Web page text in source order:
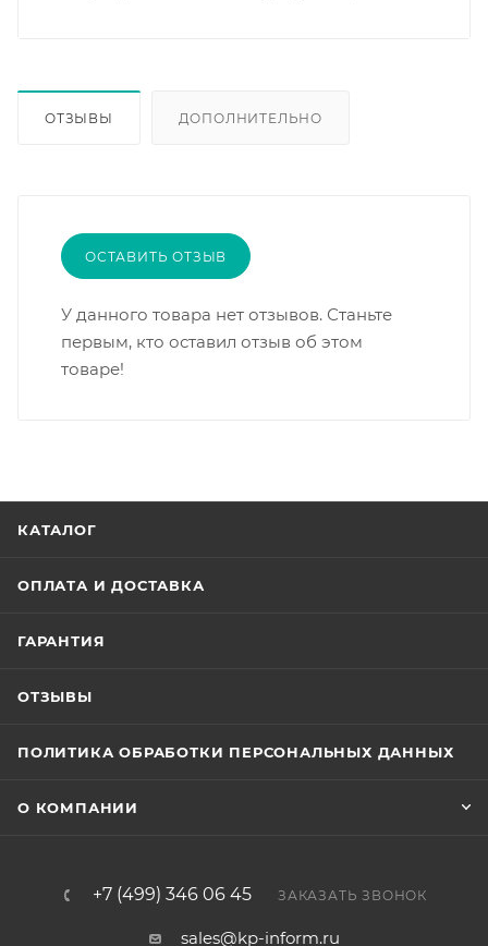
ОТЗЫВЫ ДОПОЛНИТЕЛЬНО
ОСТАВИТЬ ОТЗЫВ
У данного товара нет отзывов. Станьте
первым, кто оставил отзыв об этом
товаре!
КАТАЛОГ
ОПЛАТА И ДОСТАВКА
ГАРАНТИЯ
ОТЗЫВЫ
ПОЛИТИКА ОБРАБОТКИ ПЕРСОНАЛЬНЫХ ДАННЫХ
О КОМПАНИИ
+7 (499) 346 06 45 ЗАКАЗАТЬ ЗВОНОК
sales@kp-inform.ru